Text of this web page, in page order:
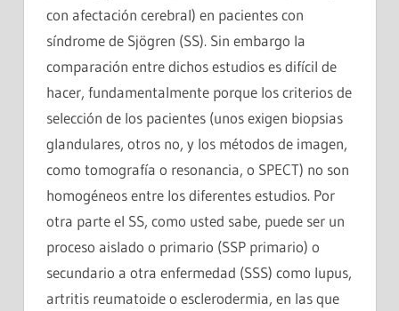
con afectación cerebral) en pacientes con
síndrome de Sjögren (SS). Sin embargo la
comparación entre dichos estudios es difícil de
hacer, fundamentalmente porque los criterios de
selección de los pacientes (unos exigen biopsias
glandulares, otros no, y los métodos de imagen,
como tomografía o resonancia, o SPECT) no son
homogéneos entre los diferentes estudios. Por
otra parte el SS, como usted sabe, puede ser un
proceso aislado o primario (SSP primario) o
secundario a otra enfermedad (SSS) como lupus,
artritis reumatoide o esclerodermia, en las que